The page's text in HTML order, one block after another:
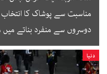
مناسبت سے پوشاک کا انتخاب
دوسروں سے منفرد بناتے
دنیا